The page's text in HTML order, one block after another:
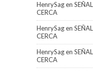
HenrySagen
CERCA
HenrySagen
CERCA
HenrySagen
CERCA